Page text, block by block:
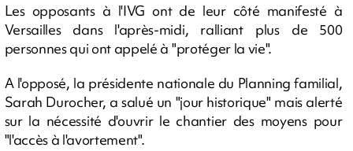
Les opposants à l'IVG ont de leur côté manifesté à
Versailles dans l'après-midi, ralliant plus de 500
personnes qui ont appelé à "protéger la vie".
A l'opposé, la présidente nationale du Planning familial,
Sarah Durocher, a salué un "jour historique" mais alerté
sur la nécessité d'ouvrir le chantier des moyens pour
"l'accès à l'avortement".